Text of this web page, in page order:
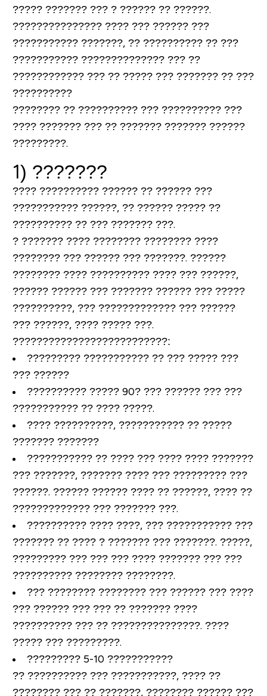
????? ??????? ??? ? ?????? ?? ??????.
??????????????? ???? ??? ?????? ???
??????????? ???????, ?? ?????????? ?? ???
??????????? ?????????????? ??? ??
???????????? ??? ?? ????? ??? ??????? ?? ???
??????????
???????? ?? ?????????? ??? ?????????? ???
???? ??????? ??? ?? ??????? ??????? ??????
?????????.
1) ???????
???? ?????????? ?????? ?? ?????? ???
??????????? ??????, ?? ?????? ????? ??
?????????? ?? ??? ??????? ???.
? ??????? ???? ???????? ???????? ????
???????? ??? ?????? ??? ???????. ??????
???????? ???? ?????????? ???? ??? ??????,
?????? ?????? ??? ??????? ?????? ??? ?????
??????????, ??? ????????????? ??? ??????
??? ??????, ???? ????? ???.
??????????????????????????:
????????? ??????????? ?? ??? ????? ???
??? ??????
?????????? ????? 90? ??? ?????? ??? ???
??????????? ?? ???? ?????.
???? ??????????, ??????????? ?? ?????
??????? ???????
??????????? ?? ???? ??? ???? ???? ???????
??? ???????, ??????? ???? ??? ????????? ???
??????. ?????? ?????? ???? ?? ??????, ???? ??
????????????? ??? ??????? ???.
?????????? ???? ????, ??? ??????????? ???
??????? ?? ???? ? ??????? ??? ???????. ?????,
????????? ??? ??? ??? ???? ??????? ??? ???
?????????? ???????? ????????.
??? ???????? ???????? ??? ?????? ??? ????
??? ?????? ??? ??? ?? ??????? ????
?????????? ??? ?? ???????????????. ????
????? ??? ?????????.
????????? 5-10 ???????????
?? ?????????? ??? ???????????, ???? ??
???????? ??? ?? ???????, ???????? ?????? ???